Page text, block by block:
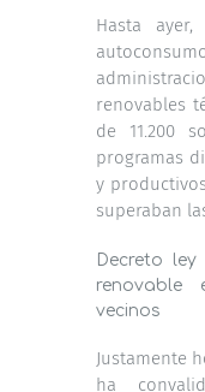
Hasta
renovables
de 11.200
programas
y
superaban
Decreto
renovable
vecinos
Justamente
ha